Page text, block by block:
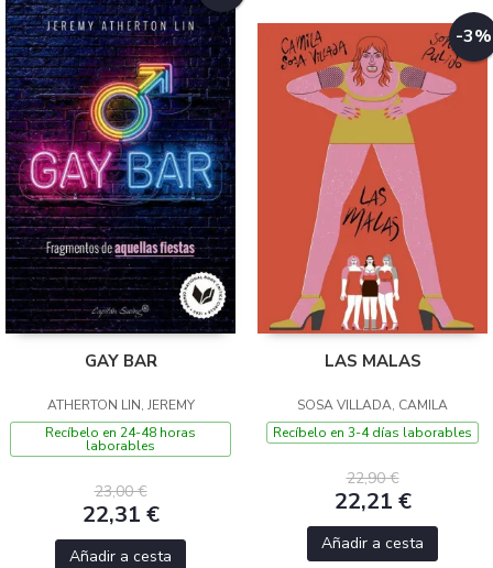
GAY BAR
ATHERTON LIN, JEREMY
Recíbelo en 24-48 horas
laborables
23,00 €
22,31 €
Añadir a cesta
-3%
LAS MALAS
SOSA VILLADA, CAMILA
Recíbelo en 3-4 días laborables
22,90 €
22,21 €
Añadir a cesta